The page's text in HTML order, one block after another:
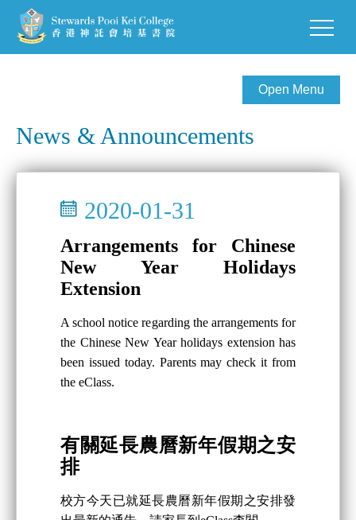
Open Menu
News & Announcements
2020-01-31
Arrangements for Chinese
New Year Holidays
Extension
A school notice regarding the arrangements for
the Chinese New Year holidays extension has
been issued today. Parents may check it from
the eClass.
有關延長農曆新年假期之安
排
校方今天已就延長農曆新年假期之安排發